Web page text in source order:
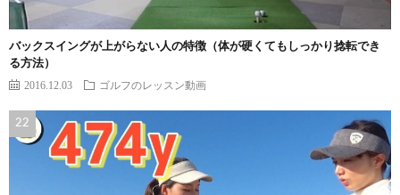
バックスイングが上がらない人の特徴（体が硬くてもしっかり捻転でき
る方法）
2016.12.03 ゴルフのレッスン動画